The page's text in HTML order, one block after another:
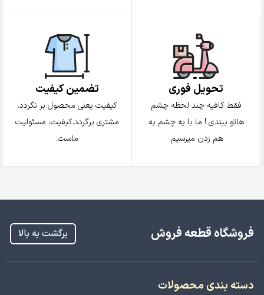
تحویل فوری
فقط کافیه چند لحظه چشم
هاتو ببندی ! ما با یه چشم به
هم زدن میرسیم.
تضمین کیفیت
کیفیت یعنی محصول بر نگردد،
مشتری برگردد.کیفیت، مسئولیت
ماست.
فروشگاه قطعه فروش برگشت به بالا
دسته بندی محصولات